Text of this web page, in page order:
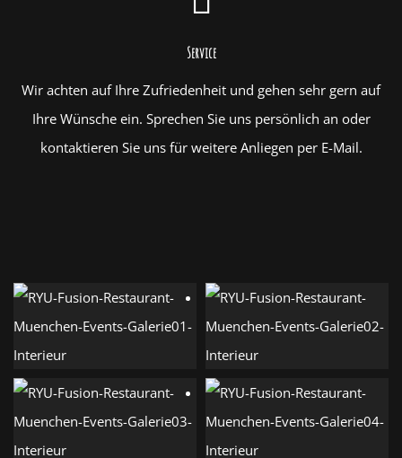
Service
Wir achten auf Ihre Zufriedenheit und gehen sehr gern auf
Ihre Wünsche ein. Sprechen Sie uns persönlich an oder
kontaktieren Sie uns für weitere Anliegen per E-Mail.